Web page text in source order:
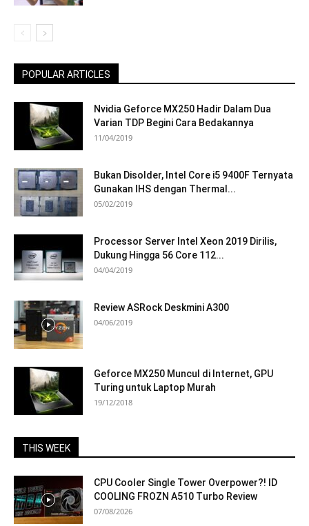
POPULAR ARTICLES
Nvidia Geforce MX250 Hadir Dalam Dua
Varian TDP Begini Cara Bedakannya
11/04/2019
Bukan Disolder, Intel Core i5 9400F Ternyata
Gunakan IHS dengan Thermal...
05/02/2019
Processor Server Intel Xeon 2019 Dirilis,
Dukung Hingga 56 Core 112...
04/04/2019
Review ASRock Deskmini A300
04/06/2019
Geforce MX250 Muncul di Internet, GPU
Turing untuk Laptop Murah
19/12/2018
THIS WEEK
CPU Cooler Single Tower Overpower?! ID
COOLING FROZN A510 Turbo Review
07/08/2026